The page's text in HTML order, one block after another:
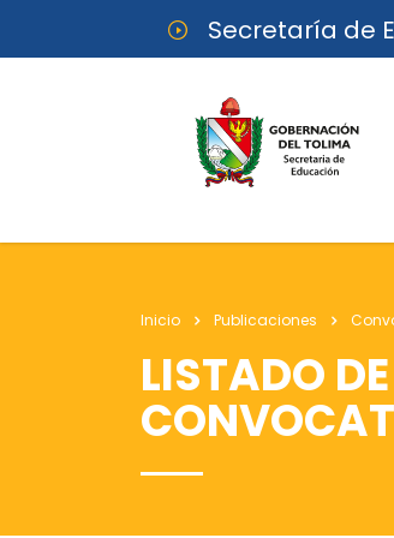
Secretaría de
Inicio Publicaciones
LISTADO